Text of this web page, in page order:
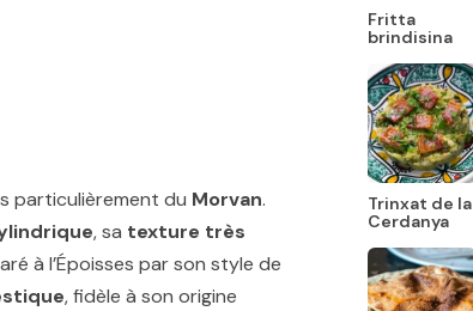
particulièrement du Morvan.
, sa texture très
à l’Époisses par son style de
, fidèle à son origine
Fritta
brindisina
Trinxat de la
Cerdanya